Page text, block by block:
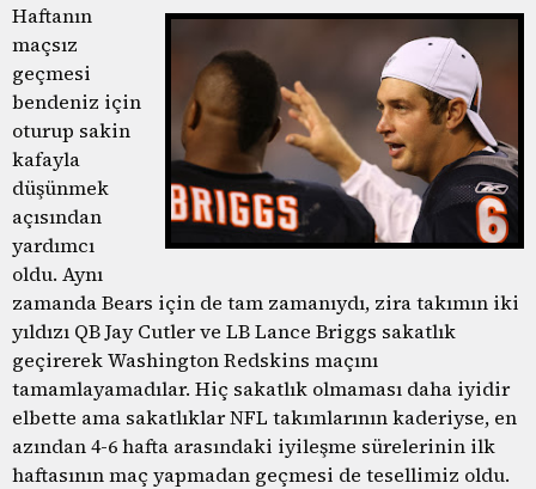
Haftanın
maçsız
geçmesi
bendeniz için
oturup sakin
kafayla
düşünmek
açısından
yardımcı
oldu. Aynı
zamanda Bears için de tam zamanıydı, zira takımın iki
yıldızı QB Jay Cutler ve LB Lance Briggs sakatlık
geçirerek Washington Redskins maçını
tamamlayamadılar. Hiç sakatlık olmaması daha iyidir
elbette ama sakatlıklar NFL takımlarının kaderiyse, en
azından 4-6 hafta arasındaki iyileşme sürelerinin ilk
haftasının maç yapmadan geçmesi de tesellimiz oldu.